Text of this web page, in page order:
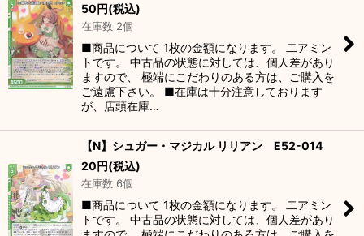
50円(税込)
在庫数 2個
■商品について 1枚の金額になります。 二アミン
トです。 中古品の状態に対しては、個人差があり
ますので、 極端にこだわりのある方は、ご購入を
ご遠慮下さい。 ■在庫は十分注意しております
が、店頭在庫…
【N】シュガー・マジカル リリアン E52-014
20円(税込)
在庫数 6個
■商品について 1枚の金額になります。 二アミン
トです。 中古品の状態に対しては、個人差があり